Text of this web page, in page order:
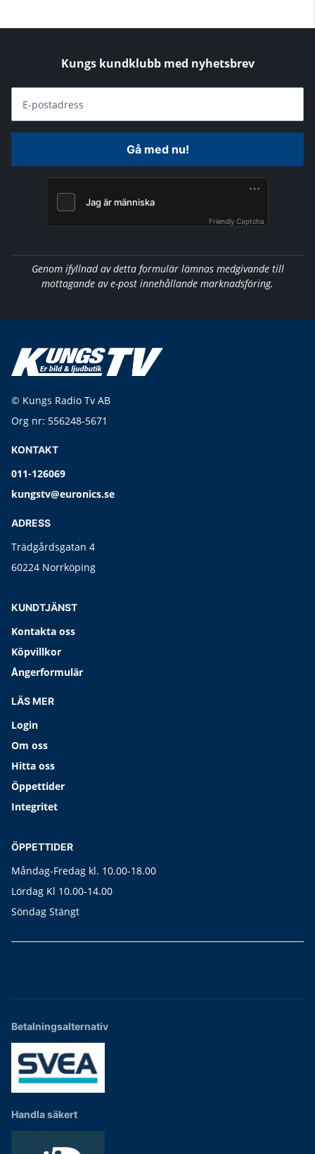
Kungs kundklubb med nyhetsbrev
E-postadress
Gå med nu!
Friendly Captcha
Genom ifyllnad av detta formulär lämnas medgivande till
mottagande av e-post innehållande marknadsföring.
© Kungs Radio Tv AB
Org nr: 556248-5671
KONTAKT
011-126069
kungstv@euronics.se
ADRESS
Trädgårdsgatan 4
60224 Norrköping
KUNDTJÄNST
Kontakta oss
Köpvillkor
Ångerformulär
LÄS MER
Login
Om oss
Hitta oss
Öppettider
Integritet
ÖPPETTIDER
Måndag-Fredag kl. 10.00-18.00
Lördag Kl 10.00-14.00
Söndag Stängt
Betalningsalternativ
Handla säkert